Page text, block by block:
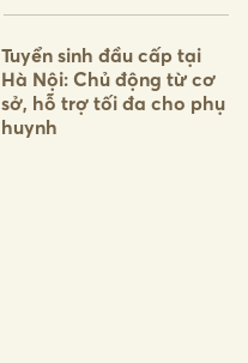
Tuyển sinh đầu cấp tại
Hà Nội: Chủ động từ cơ
sở, hỗ trợ tối đa cho phụ
huynh